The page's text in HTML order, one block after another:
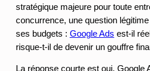
stratégique majeure pour toute
concurrence, une question
ses budgets : Google Ads est-il
risque-t-il de devenir un gouffre
La réponse courte est oui, Google